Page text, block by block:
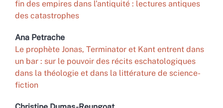
fin des empires dans l’antiquité : lectures antiques
des catastrophes
Ana Petrache
Le prophète Jonas, Terminator et Kant entrent dans
un bar : sur le pouvoir des récits eschatologiques
dans la théologie et dans la littérature de science-
fiction